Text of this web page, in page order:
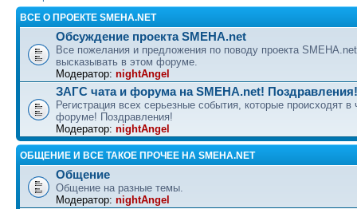
ВСЕ О ПРОЕКТЕ SMEHA.NET
Обсуждение проекта SMEHA.net
Все пожелания и предложения по поводу проекта
высказывать в этом форуме.
Модератор: nightAngel
ЗАГС чата и форума на SMEHA.net! Поздравления!
Регистрация всех серьезные события, которые происходят в
форуме! Поздравления!
Модератор: nightAngel
ОБЩЕНИЕ И ВСЕ ТАКОЕ ПРОЧЕЕ НА SMEHA.NET
Общение
Общение на разные темы.
Модератор: nightAngel